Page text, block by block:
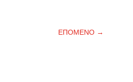
ΕΠΟΜΕΝΟ →